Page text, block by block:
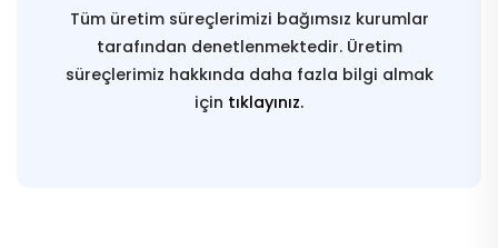
Tüm üretim süreçlerimizi bağımsız kurumlar
tarafından denetlenmektedir. Üretim
süreçlerimiz hakkında daha fazla bilgi almak
için tıklayınız.